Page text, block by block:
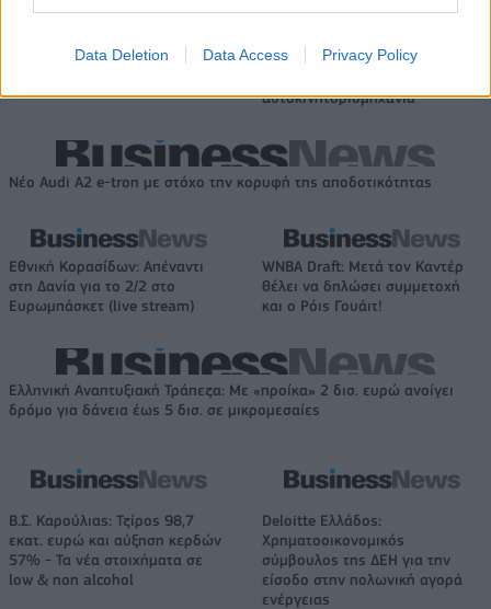
Data Deletion Data Access Privacy Policy
Η Toyota φέρνει νέα γενιά
Σε κινεζική… πολιορκία η
αυτοκινητοβιομηχανία
Νέο Audi A2 e-tron με στόχο την κορυφή της αποδοτικότητας
Εθνική Κορασίδων: Απέναντι
στη Δανία για το 2/2 στο
Ευρωμπάσκετ (live stream)
WNBA Draft: Μετά τον Καντέρ
θέλει να δηλώσει συμμετοχή
και ο Ρόις Γουάιτ!
Ελληνική Αναπτυξιακή Τράπεζα: Με «προίκα» 2 δισ. ευρώ ανοίγει
δρόμο για δάνεια έως 5 δισ. σε μικρομεσαίες
Β.Σ. Καρούλιας: Τζίρος 98,7
εκατ. ευρώ και αύξηση κερδών
57% - Τα νέα στοιχήματα σε
low & non alcohol
Deloitte Ελλάδος:
Χρηματοοικονομικός
σύμβουλος της ΔΕΗ για την
είσοδο στην πολωνική αγορά
ενέργειας